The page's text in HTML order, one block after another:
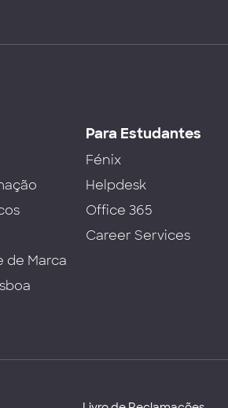
de Marca
Para Estudantes
Fénix
Helpdesk
Office 365
Career Services